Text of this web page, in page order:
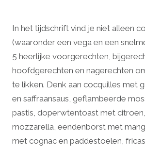
In het tijdschrift vind je niet alleen
(waaronder een vega en een
5 heerlijke voorgerechten,
hoofdgerechten en nagerechten
te likken. Denk aan cocquilles met
en saffraansaus, geflambeerde
pastis, doperwtentoast met
mozzarella, eendenborst met
met cognac en paddestoelen,